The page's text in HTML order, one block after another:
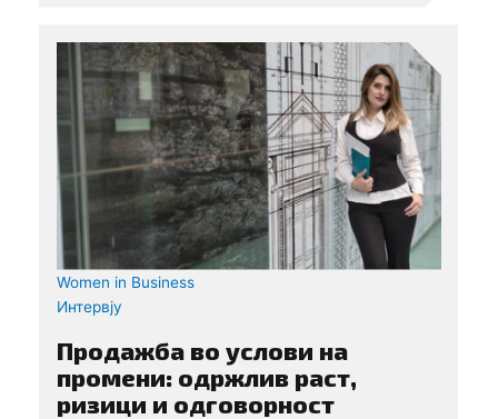
Women in Business
Интервју
Продажба во услови на
промени: одржлив раст,
ризици и одговорност